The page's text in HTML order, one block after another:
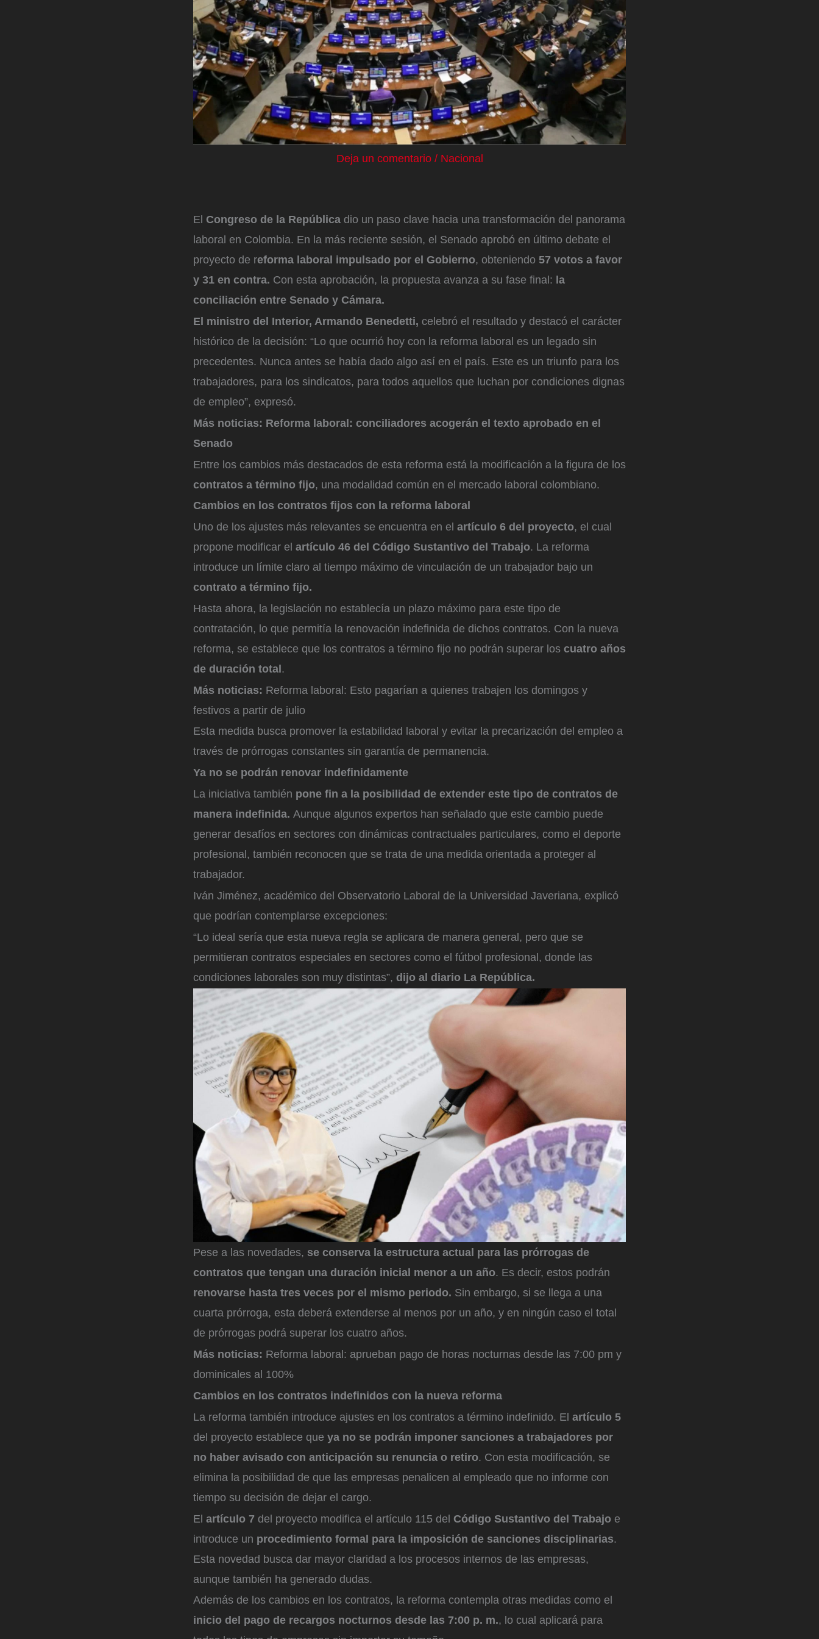
Deja un comentario / Nacional
El Congreso de la República dio un paso clave hacia una transformación del panorama
laboral en Colombia. En la más reciente sesión, el Senado aprobó en último debate el
proyecto de reforma laboral impulsado por el Gobierno, obteniendo 57 votos a favor
y 31 en contra. Con esta aprobación, la propuesta avanza a su fase final: la
conciliación entre Senado y Cámara.
El ministro del Interior, Armando Benedetti, celebró el resultado y destacó el carácter
histórico de la decisión: “Lo que ocurrió hoy con la reforma laboral es un legado sin
precedentes. Nunca antes se había dado algo así en el país. Este es un triunfo para los
trabajadores, para los sindicatos, para todos aquellos que luchan por condiciones dignas
de empleo”, expresó.
Más noticias: Reforma laboral: conciliadores acogerán el texto aprobado en el
Senado
Entre los cambios más destacados de esta reforma está la modificación a la figura de los
contratos a término fijo, una modalidad común en el mercado laboral colombiano.
Cambios en los contratos fijos con la reforma laboral
Uno de los ajustes más relevantes se encuentra en el artículo 6 del proyecto, el cual
propone modificar el artículo 46 del Código Sustantivo del Trabajo. La reforma
introduce un límite claro al tiempo máximo de vinculación de un trabajador bajo un
contrato a término fijo.
Hasta ahora, la legislación no establecía un plazo máximo para este tipo de
contratación, lo que permitía la renovación indefinida de dichos contratos. Con la nueva
reforma, se establece que los contratos a término fijo no podrán superar los cuatro años
de duración total.
Más noticias: Reforma laboral: Esto pagarían a quienes trabajen los domingos y
festivos a partir de julio
Esta medida busca promover la estabilidad laboral y evitar la precarización del empleo a
través de prórrogas constantes sin garantía de permanencia.
Ya no se podrán renovar indefinidamente
La iniciativa también pone fin a la posibilidad de extender este tipo de contratos de
manera indefinida. Aunque algunos expertos han señalado que este cambio puede
generar desafíos en sectores con dinámicas contractuales particulares, como el deporte
profesional, también reconocen que se trata de una medida orientada a proteger al
trabajador.
Iván Jiménez, académico del Observatorio Laboral de la Universidad Javeriana, explicó
que podrían contemplarse excepciones:
“Lo ideal sería que esta nueva regla se aplicara de manera general, pero que se
permitieran contratos especiales en sectores como el fútbol profesional, donde las
condiciones laborales son muy distintas”, dijo al diario La República.
Pese a las novedades, se conserva la estructura actual para las prórrogas de
contratos que tengan una duración inicial menor a un año. Es decir, estos podrán
renovarse hasta tres veces por el mismo periodo. Sin embargo, si se llega a una
cuarta prórroga, esta deberá extenderse al menos por un año, y en ningún caso el total
de prórrogas podrá superar los cuatro años.
Más noticias: Reforma laboral: aprueban pago de horas nocturnas desde las 7:00 pm y
dominicales al 100%
Cambios en los contratos indefinidos con la nueva reforma
La reforma también introduce ajustes en los contratos a término indefinido. El artículo 5
del proyecto establece que ya no se podrán imponer sanciones a trabajadores por
no haber avisado con anticipación su renuncia o retiro. Con esta modificación, se
elimina la posibilidad de que las empresas penalicen al empleado que no informe con
tiempo su decisión de dejar el cargo.
El artículo 7 del proyecto modifica el artículo 115 del Código Sustantivo del Trabajo e
introduce un procedimiento formal para la imposición de sanciones disciplinarias.
Esta novedad busca dar mayor claridad a los procesos internos de las empresas,
aunque también ha generado dudas.
Además de los cambios en los contratos, la reforma contempla otras medidas como el
inicio del pago de recargos nocturnos desde las 7:00 p. m., lo cual aplicará para